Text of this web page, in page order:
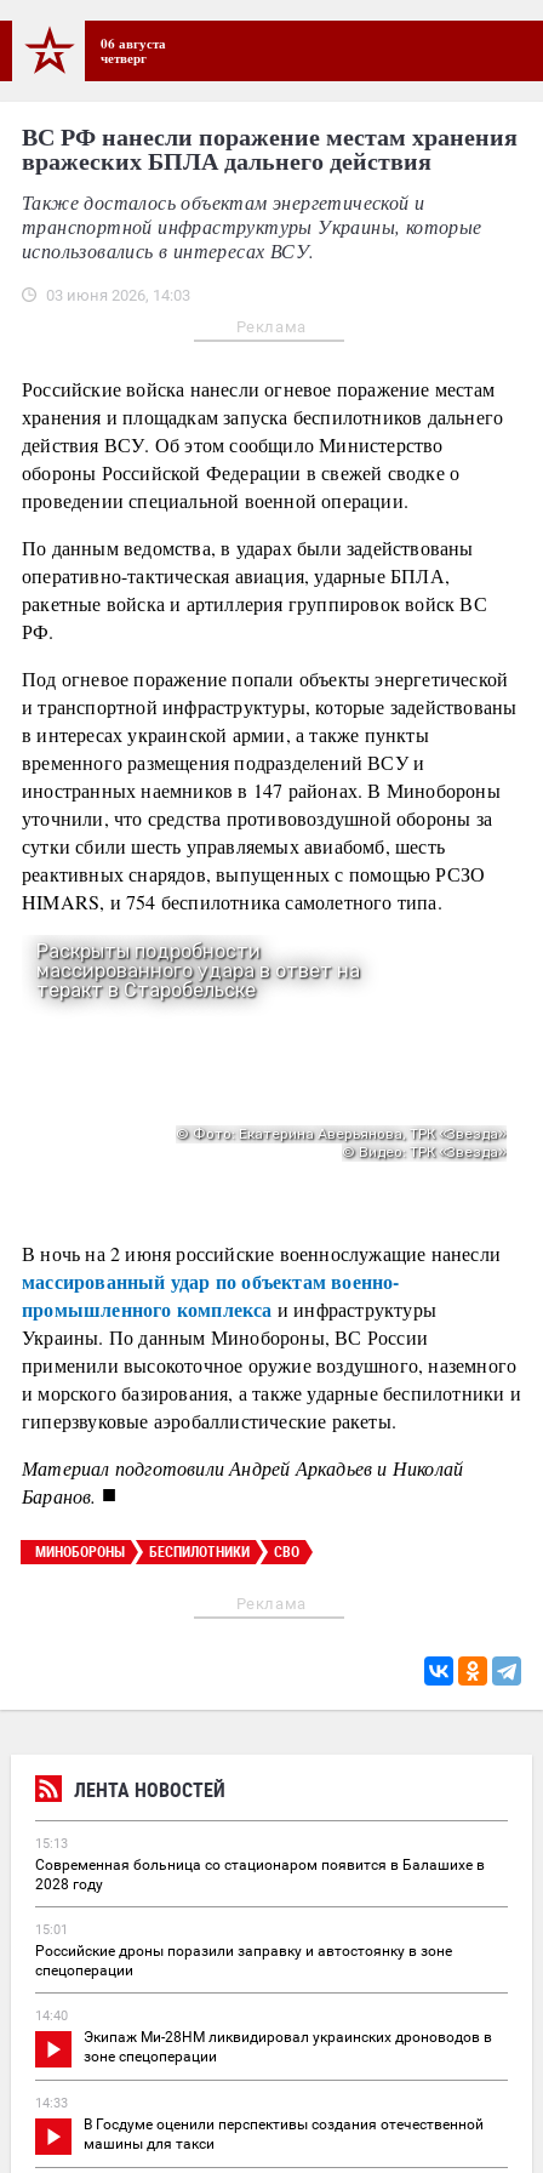
06 августа
четверг
ЛЕНТА НОВОСТЕЙ
15:13
Современная больница со стационаром появится в Балашихе в
2028 году
15:01
Российские дроны поразили заправку и автостоянку в зоне
спецоперации
14:40
Экипаж Ми-28НМ ликвидировал украинских дроноводов в
зоне спецоперации
14:33
В Госдуме оценили перспективы создания отечественной
машины для такси
ВС РФ нанесли поражение местам хранения
вражеских БПЛА дальнего действия
Также досталось объектам энергетической и
транспортной инфраструктуры Украины, которые
использовались в интересах ВСУ.
03 июня 2026, 14:03
Реклама
Российские войска нанесли огневое поражение местам
хранения и площадкам запуска беспилотников дальнего
действия ВСУ. Об этом сообщило Министерство
обороны Российской Федерации в свежей сводке о
проведении специальной военной операции.
По данным ведомства, в ударах были задействованы
оперативно-тактическая авиация, ударные БПЛА,
ракетные войска и артиллерия группировок войск ВС
РФ.
Под огневое поражение попали объекты энергетической
и транспортной инфраструктуры, которые задействованы
в интересах украинской армии, а также пункты
временного размещения подразделений ВСУ и
иностранных наемников в 147 районах. В Минобороны
уточнили, что средства противовоздушной обороны за
сутки сбили шесть управляемых авиабомб, шесть
реактивных снарядов, выпущенных с помощью РСЗО
HIMARS, и 754 беспилотника самолетного типа.
В ночь на 2 июня российские военнослужащие нанесли
массированный удар по объектам военно-
промышленного комплекса и инфраструктуры
Украины. По данным Минобороны, ВС России
применили высокоточное оружие воздушного, наземного
и морского базирования, а также ударные беспилотники и
гиперзвуковые аэробаллистические ракеты.
Материал подготовили Андрей Аркадьев и Николай
Баранов. ■
МИНОБОРОНЫ БЕСПИЛОТНИКИ СВО
Реклама